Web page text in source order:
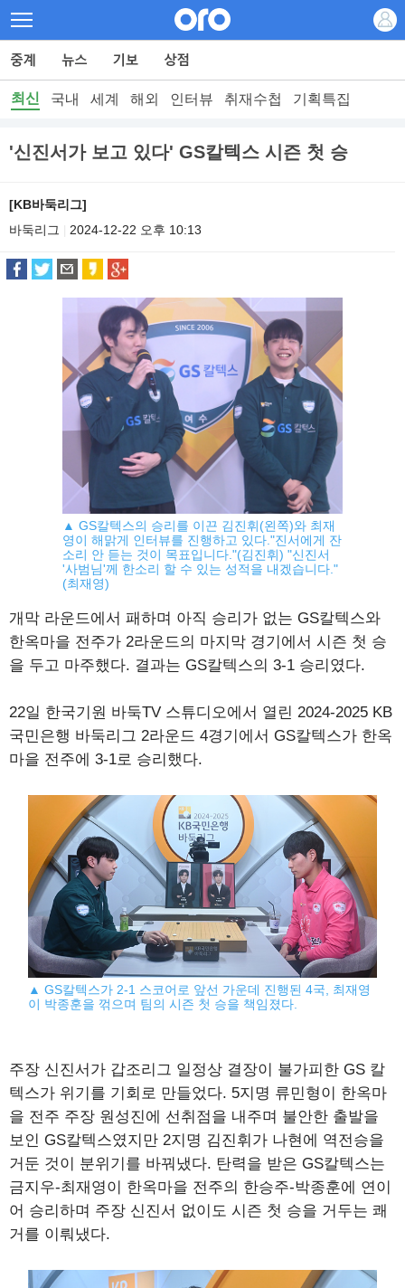
최신 국내 세계 해외 인터뷰 취재수첩 기획특집
'신진서가 보고 있다' GS칼텍스 시즌 첫 승
[KB바둑리그]
바둑리그
2024-12-22 오후 10:13
▲ GS칼텍스의 승리를 이끈 김진휘(왼쪽)와 최재
영이 해맑게 인터뷰를 진행하고 있다."진서에게 잔
소리 안 듣는 것이 목표입니다."(김진휘) "신진서
'사범님'께 한소리 할 수 있는 성적을 내겠습니다."
(최재영)
개막 라운드에서 패하며 아직 승리가 없는 GS칼텍스와
한옥마을 전주가 2라운드의 마지막 경기에서 시즌 첫 승
을 두고 마주했다. 결과는 GS칼텍스의 3-1 승리였다.
22일 한국기원 바둑TV 스튜디오에서 열린 2024-2025 KB
국민은행 바둑리그 2라운드 4경기에서 GS칼텍스가 한옥
마을 전주에 3-1로 승리했다.
▲ GS칼텍스가 2-1 스코어로 앞선 가운데 진행된 4국, 최재영
이 박종훈을 꺾으며 팀의 시즌 첫 승을 책임졌다.
주장 신진서가 갑조리그 일정상 결장이 불가피한 GS 칼
텍스가 위기를 기회로 만들었다. 5지명 류민형이 한옥마
을 전주 주장 원성진에 선취점을 내주며 불안한 출발을
보인 GS칼텍스였지만 2지명 김진휘가 나현에 역전승을
거둔 것이 분위기를 바꿔냈다. 탄력을 받은 GS칼텍스는
금지우-최재영이 한옥마을 전주의 한승주-박종훈에 연이
어 승리하며 주장 신진서 없이도 시즌 첫 승을 거두는 쾌
거를 이뤄냈다.